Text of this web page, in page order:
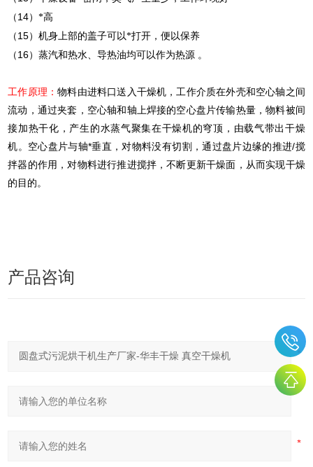
（ 14）*高
（ 15）机身上部的盖子可以*打开，便以保养
（ 16）蒸汽和热水、导热油均可以作为热源 。
工作原理：物料由进料口送入干燥机，工作介质在外壳和空心轴之间
流动，通过夹套，空心轴和轴上焊接的空心盘片传输热量，物料被间
接加热干化，产生的水蒸气聚集在干燥机的穹顶，由载气带出干燥
机。空心盘片与轴*垂直，对物料没有切割，通过盘片边缘的推进/搅
拌器的作用，对物料进行推进搅拌，不断更新干燥面，从而实现干燥
的目的。
产品咨询